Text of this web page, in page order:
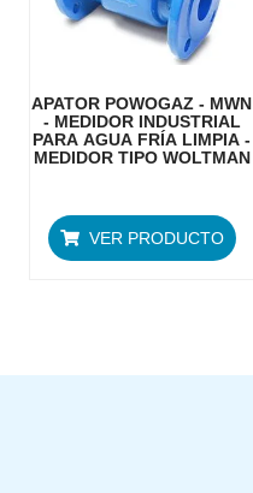
APATOR POWOGAZ - MWN
- MEDIDOR INDUSTRIAL
PARA AGUA FRÍA LIMPIA -
MEDIDOR TIPO WOLTMAN
VER PRODUCTO